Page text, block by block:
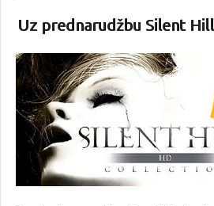
Uz prednarudžbu Silent